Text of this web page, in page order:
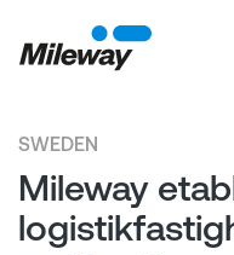
SWEDEN
Mileway